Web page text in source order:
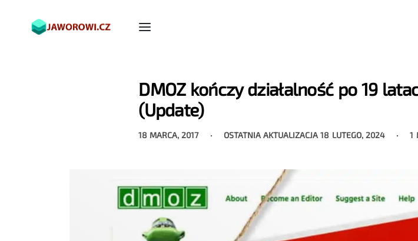
DMOZ kończy działalność po 19
(Update)
18 MARCA, 2017 OSTATNIA AKTUALIZACJA18 LUTEGO, 2024 1